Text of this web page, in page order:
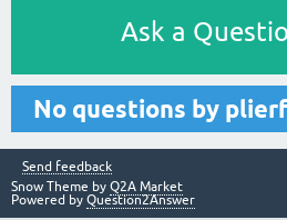
Ask a
No questions by
Send feedback
Snow Theme by Q2A Market
Powered by Question2Answer